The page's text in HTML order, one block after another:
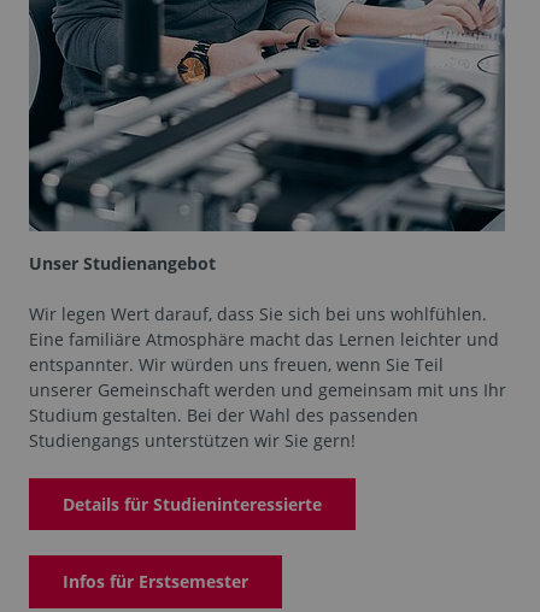
Unser Studienangebot
Wir legen Wert darauf, dass Sie sich bei uns wohlfühlen.
Eine familiäre Atmosphäre macht das Lernen leichter und
entspannter. Wir würden uns freuen, wenn Sie Teil
unserer Gemeinschaft werden und gemeinsam mit uns Ihr
Studium gestalten. Bei der Wahl des passenden
Studiengangs unterstützen wir Sie gern!
Details für Studieninteressierte
Infos für Erstsemester